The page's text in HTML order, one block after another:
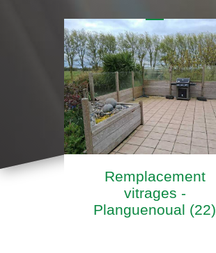
Remplacement
vitrages -
Planguenoual (22)